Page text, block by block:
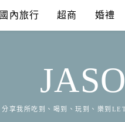
國內旅行 超商 婚禮
分享我所吃到、喝到、玩到、樂到